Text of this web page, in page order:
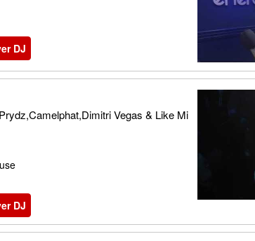
DJ
Vegas & Like Mi
DJ